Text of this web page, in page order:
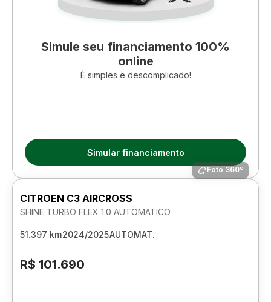
Simule seu financiamento 100%
online
É simples e descomplicado!
Simular financiamento
Foto 360º
CITROEN C3 AIRCROSS
SHINE TURBO FLEX 1.0 AUTOMATICO
51.397 km2024/2025AUTOMAT.
R$ 101.690